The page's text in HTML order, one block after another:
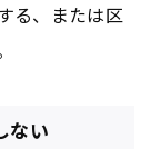
る、または区
ない